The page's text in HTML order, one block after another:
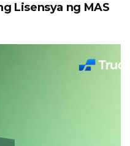
Lisensya ng MAS